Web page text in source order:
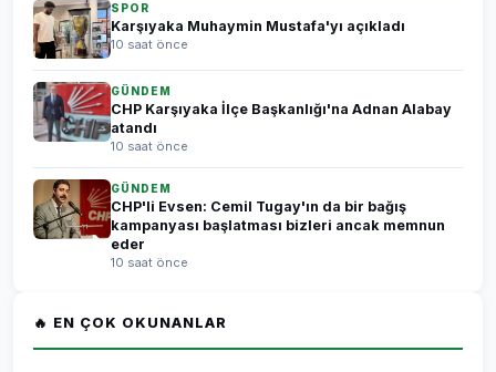
SPOR
Karşıyaka Muhaymin Mustafa'yı açıkladı
10 saat önce
GÜNDEM
CHP Karşıyaka İlçe Başkanlığı'na Adnan Alabay
atandı
10 saat önce
GÜNDEM
CHP'li Evsen: Cemil Tugay'ın da bir bağış
kampanyası başlatması bizleri ancak memnun
eder
10 saat önce
🔥 EN ÇOK OKUNANLAR